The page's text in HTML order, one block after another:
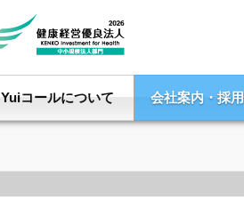
Yuiコールについて 会社案内・採